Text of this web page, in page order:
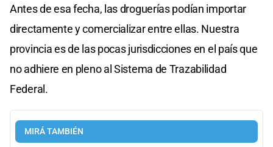
Antes de esa fecha, las droguerías podían importar
directamente y comercializar entre ellas. Nuestra
provincia es de las pocas jurisdicciones en el país que
no adhiere en pleno al Sistema de Trazabilidad
Federal.
MIRÁ TAMBIÉN